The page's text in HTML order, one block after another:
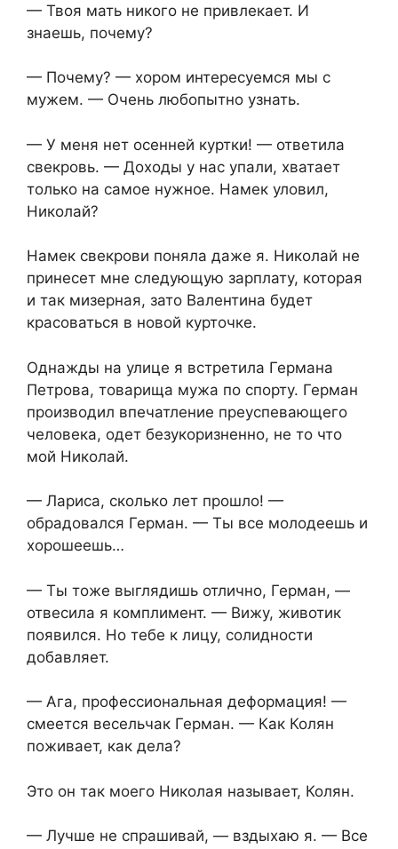
— Твоя мать никого не привлекает. И
знаешь, почему?
— Почему? — хором интересуемся мы с
мужем. — Очень любопытно узнать.
— У меня нет осенней куртки! — ответила
свекровь. — Доходы у нас упали, хватает
только на самое нужное. Намек уловил,
Николай?
Намек свекрови поняла даже я. Николай не
принесет мне следующую зарплату, которая
и так мизерная, зато Валентина будет
красоваться в новой курточке.
Однажды на улице я встретила Германа
Петрова, товарища мужа по спорту. Герман
производил впечатление преуспевающего
человека, одет безукоризненно, не то что
мой Николай.
— Лариса, сколько лет прошло! —
обрадовался Герман. — Ты все молодеешь и
хорошеешь…
— Ты тоже выглядишь отлично, Герман, —
отвесила я комплимент. — Вижу, животик
появился. Но тебе к лицу, солидности
добавляет.
— Ага, профессиональная деформация! —
смеется весельчак Герман. — Как Колян
поживает, как дела?
Это он так моего Николая называет, Колян.
— Лучше не спрашивай, — вздыхаю я. — Все